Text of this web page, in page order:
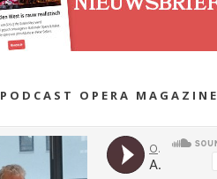
PODCAST OPERA MAGAZINE